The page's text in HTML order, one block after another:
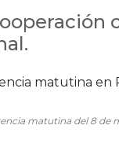
matutina del 8 de